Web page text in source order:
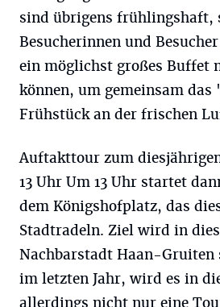
sind übrigens frühlingshaft,
Besucherinnen und
ein möglichst großes Buffet
können, um gemeinsam
Frühstück an der frischen
Auftakttour zum
13 Uhr Um 13 Uhr startet
dem Königshofplatz, das
Stadtradeln. Ziel wird in
Nachbarstadt Haan-Gruiten
im letzten Jahr, wird es in
allerdings nicht nur eine